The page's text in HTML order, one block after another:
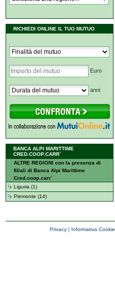
RICHIEDI ONLINE IL TUO MUTUO
Euro
anni
BANCA ALPI MARITTIME
CRED.COOP.CARR`
ALTRE REGIONI con la presenza di
filiali di Banca Alpi Marittime
Cred.coop.carr`
Liguria (1)
Piemonte (14)
Privacy| Informativa Cookie